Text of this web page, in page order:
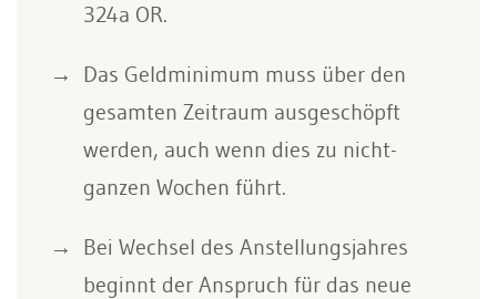
324a OR.
Das Geldminimum muss über den
gesamten Zeitraum ausgeschöpft
werden, auch wenn dies zu nicht-
ganzen Wochen führt.
Bei Wechsel des Anstellungsjahres
beginnt der Anspruch für das neue